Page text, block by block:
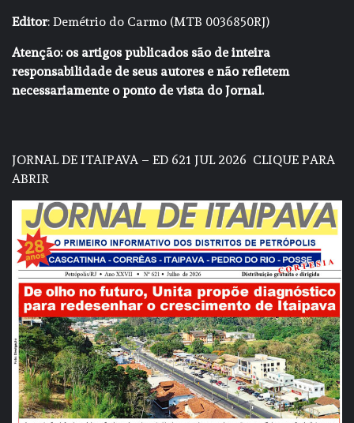
Editor: Demétrio do Carmo (MTB 0036850RJ)
Atenção: os artigos publicados são de inteira
responsabilidade de seus autores e não refletem
necessariamente o ponto de vista do Jornal.
JORNAL DE ITAIPAVA – ED 621 JUL 2026 CLIQUE PARA
ABRIR